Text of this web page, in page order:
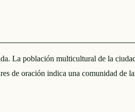
La población multicultural de la
de oración indica una comunidad de